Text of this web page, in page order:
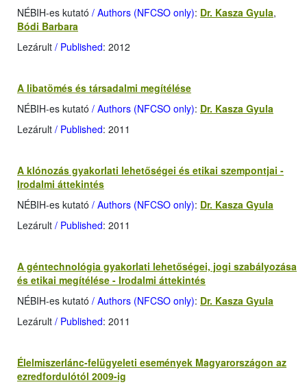
NÉBIH-es kutató / Authors (NFCSO only): Dr. Kasza Gyula,
Bódi Barbara
Lezárult / Published: 2012
A libatömés és társadalmi megítélése
NÉBIH-es kutató / Authors (NFCSO only): Dr. Kasza Gyula
Lezárult / Published: 2011
A klónozás gyakorlati lehetőségei és etikai szempontjai -
Irodalmi áttekintés
NÉBIH-es kutató / Authors (NFCSO only): Dr. Kasza Gyula
Lezárult / Published: 2011
A géntechnológia gyakorlati lehetőségei, jogi szabályozása
és etikai megítélése - Irodalmi áttekintés
NÉBIH-es kutató / Authors (NFCSO only): Dr. Kasza Gyula
Lezárult / Published: 2011
Élelmiszerlánc-felügyeleti események Magyarországon az
ezredfordulótól 2009-ig